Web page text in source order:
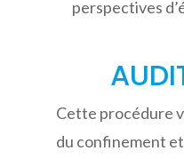
perspectives
Cette procédure
du confinement